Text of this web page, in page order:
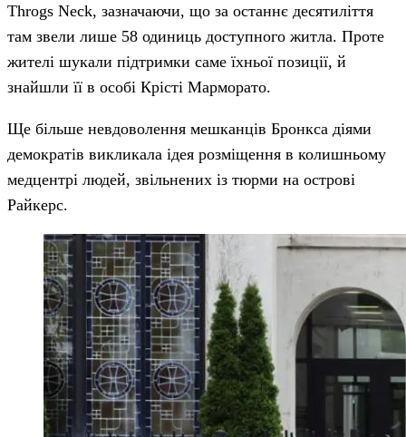
Throgs Neck, зазначаючи, що за останнє десятиліття
там звели лише 58 одиниць доступного житла. Проте
жителі шукали підтримки саме їхньої позиції, й
знайшли її в особі Крісті Марморато.
Ще більше невдоволення мешканців Бронкса діями
демократів викликала ідея розміщення в колишньому
медцентрі людей, звільнених із тюрми на острові
Райкерс.